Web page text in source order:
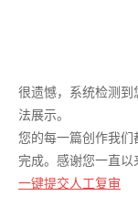
很遗憾，系统检测
法展示。
您的每一篇创作我
完成。感谢您一直以
一键提交人工复审